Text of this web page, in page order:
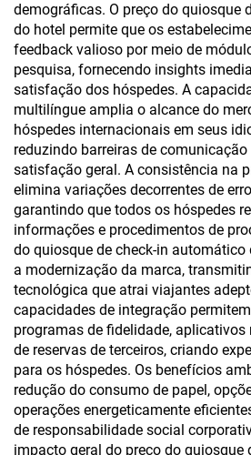
demográficas. O preço do quiosque
do hotel permite que os
feedback valioso por meio de
pesquisa, fornecendo insights
satisfação dos hóspedes. A
multilíngue amplia o alcance do
hóspedes internacionais em seus
reduzindo barreiras de
satisfação geral. A consistência na
elimina variações decorrentes de
garantindo que todos os hóspedes
informações e procedimentos de
do quiosque de check-in
a modernização da marca,
tecnológica que atrai viajantes
capacidades de integração
programas de fidelidade,
de reservas de terceiros, criando
para os hóspedes. Os benefícios
redução do consumo de papel,
operações energeticamente
de responsabilidade social
impacto geral do preço do quiosque